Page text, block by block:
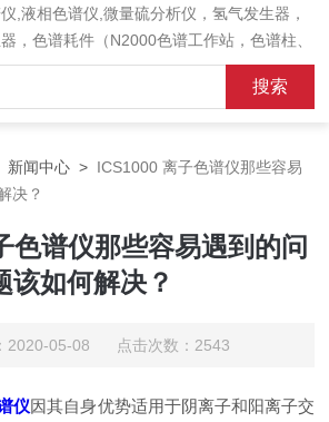
,液相色谱仪,微量硫分析仪，氢气发生器，
，色谱耗件（N2000色谱工作站，色谱柱、
），顶空进样器，热解析仪，紫外分光光度
，傅立叶红外光谱仪，分析天平等常规实验
新闻中心 > ICS1000 离子色谱仪那些容易
决？
色谱仪那些容易遇到的问
该如何解决？
2020-05-08 点击次数：2543
仪因其自身优势适用于阴离子和阳离子交